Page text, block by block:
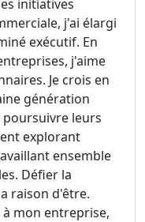
initiatives
j'ai élargi
exécutif. En
j'aime
Je crois en
génération
leurs
explorant
ensemble
Défier la
raison d'être.
à mon entreprise,